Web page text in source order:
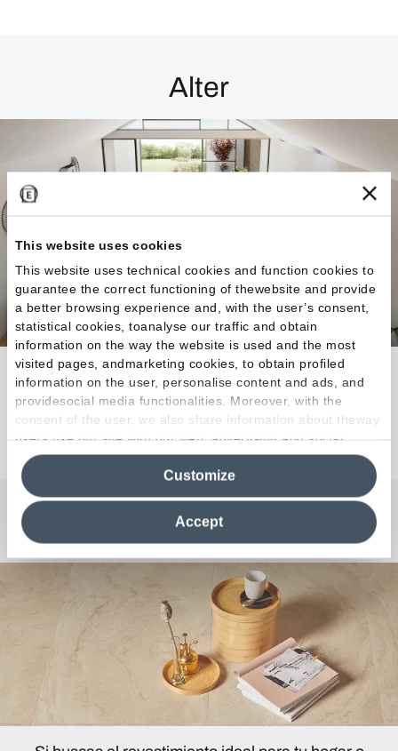
This website uses cookies
This website uses technical cookies and function cookies to
guarantee the correct functioning of thewebsite and provide
a better browsing experience and, with the user’s consent,
statistical cookies, toanalyse our traffic and obtain
information on the way the website is used and the most
visited pages, andmarketing cookies, to obtain profiled
information on the user, personalise content and ads, and
providesocial media functionalities. Moreover, with the
consent of the user, we also share information about theway
users use our site with our web, advertising and social
media analytics partners, who may combine itwith other
information in their possession. By closing this banner,
clicking on "Reject", it will be possible tocontinue browsing
the site after installing only technical cookies. For more
information see the
Cookie Policy
Accept
Customize
Alter
Mestizaje de épocas, estilos e imágenes.
Descubra la colección
¿Curiosidades o Preguntas?